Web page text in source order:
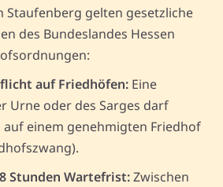
Staufenberg gelten gesetzliche
des Bundeslandes Hessen
auf Friedhöfen: Eine
Urne oder des Sarges darf
auf einem genehmigten Friedhof
Stunden Wartefrist:Zwischen